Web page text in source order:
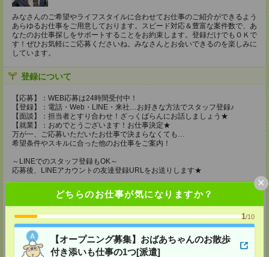
どちらのお仕事が気になりますか？
1/10
【オープニング募集】おばあちゃんのお散歩
付き添いも仕事の1つ[派遣]
×
みなさんのご希望やライフスタイルに合わせてお仕事のご紹介ができるよう
あらゆるお仕事をご用意しております。スピード対応＆豊富な案件数で、あ
なたのお仕事探しをサポートすることをお約束します。登録だけでもＯＫで
す！ぜひお気軽にご応募くださいね。みなさんとお会いできるのを楽しみに
しています。
登録について
【応募】：WEB応募は24時間受付中！
【登録】：電話・Web・LINE・来社…お好きな方法でスタッフ登録♪
【面談】：担当者とすり合わせ！ざっくばらんにお話しましょう★
【就業】：おめでとうございます！お仕事決定★
万が一、ご応募いただいたお仕事で決まらなくても…
希望条件やスキルに合った他のお仕事をご案内！
～LINEでのスタッフ登録もOK～
応募後、LINEアカウントの友達登録URLをお送りします★
〒604-8171
京都府京都市中京区虎屋町577-2 井門烏丸姉小路ビル3F
TEL：0120514202
担当：採用担当：内田